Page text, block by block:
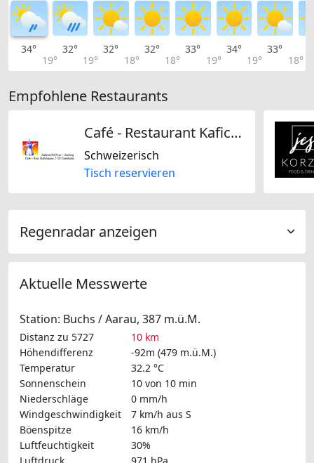
34°
19°
32°
19°
32°
18°
32°
18°
33°
19°
34°
19°
33°
18°
Empfohlene Restaurants
Café - Restaurant Kafichanne
Schweizerisch
Tisch reservieren
Regenradar anzeigen
Aktuelle Messwerte
Station: Buchs / Aarau, 387 m.ü.M.
Distanz zu 5727
10 km
Höhendifferenz
-92m (479 m.ü.M.)
Temperatur
32.2 °C
Sonnenschein
10 von 10 min
Niederschläge
0 mm/h
Windgeschwindigkeit
7 km/h aus S
Böenspitze
16 km/h
Luftfeuchtigkeit
30%